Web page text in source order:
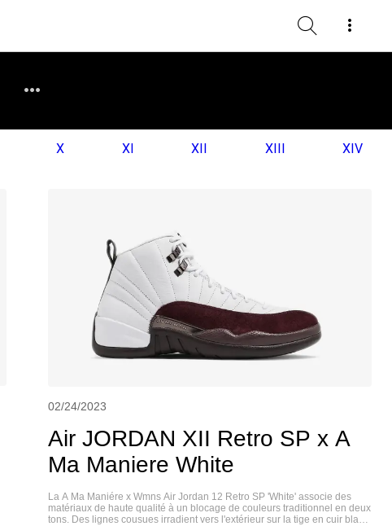
X XI XII XIII XIV
02/24/2023
Air JORDAN XII Retro SP x A
Ma Maniere White
La A Ma Maniére x Wmns Air Jordan 12 Retro SP 'White' associe des
matériaux de haute qualité à un blocage de couleurs traditionnel en deux
tons. Des lignes cousues irradient vers l'extérieur sur la tige en cuir blanc,